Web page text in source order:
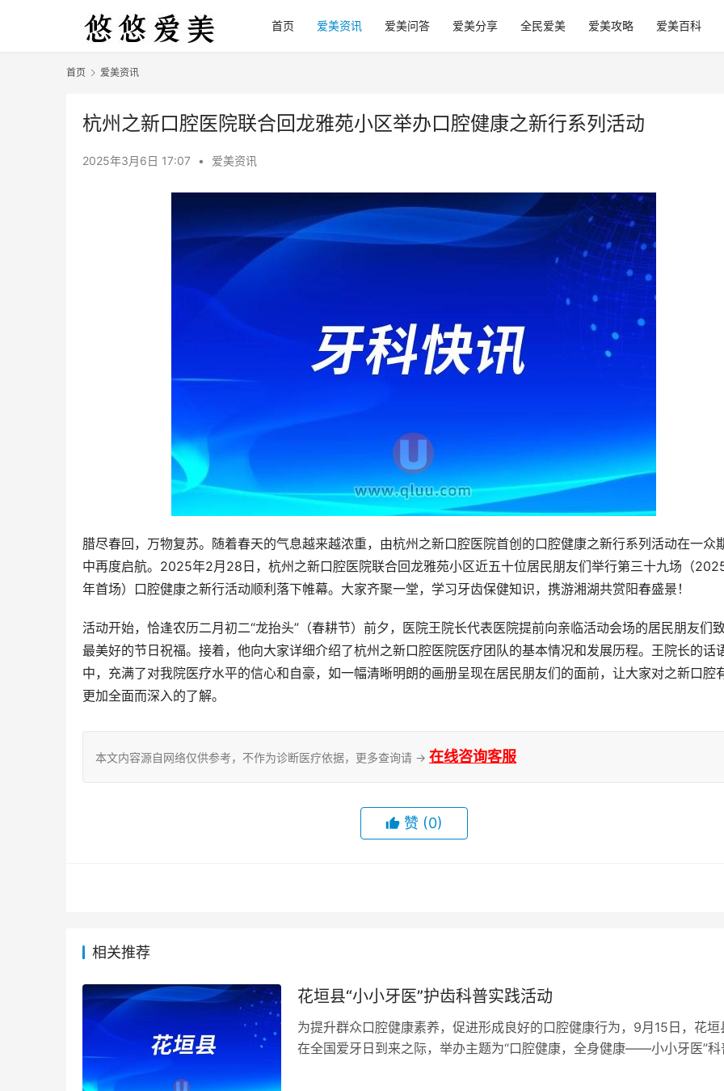
首页 爱美资讯 爱美问答 爱美分享 全民爱美 爱美攻略 爱美百科
首页 爱美资讯
杭州之新口腔医院联合回龙雅苑小区举办口腔健康之新行系列活动
2025年3月6日 17:07 • 爱美资讯
腊尽春回，万物复苏。随着春天的气息越来越浓重，由杭州之新口腔医院首创的口腔健康之新行系列活动在一众
中再度启航。2025年2月28日，杭州之新口腔医院联合回龙雅苑小区近五十位居民朋友们举行第三十九场（
年首场）口腔健康之新行活动顺利落下帷幕。大家齐聚一堂，学习牙齿保健知识，携游湘湖共赏阳春盛景！
活动开始，恰逢农历二月初二“龙抬头”（春耕节）前夕，医院王院长代表医院提前向亲临活动会场的居民朋友们
最美好的节日祝福。接着，他向大家详细介绍了杭州之新口腔医院医疗团队的基本情况和发展历程。王院长的话
中，充满了对我院医疗水平的信心和自豪，如一幅清晰明朗的画册呈现在居民朋友们的面前，让大家对之新口腔
更加全面而深入的了解。
本文内容源自网络仅供参考，不作为诊断医疗依据，更多查询请 → 在线咨询客服
赞 (0)
相关推荐
花垣县“小小牙医”护齿科普实践活动
为提升群众口腔健康素养，促进形成良好的口腔健康行为，9月15日，花垣
在全国爱牙日到来之际，举办主题为“口腔健康，全身健康——小小牙医”科